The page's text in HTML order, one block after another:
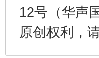
12号（华声
原创权利，